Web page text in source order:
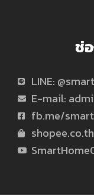
ช่
LINE:
E-mail:
fb.me/